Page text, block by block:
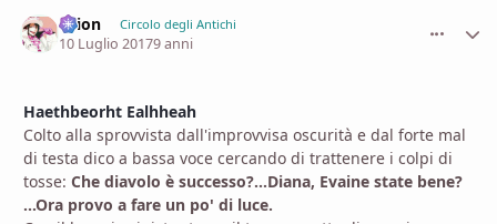
Psion Circolo degli Antichi
10 Luglio 20179 anni
Haethbeorht Ealhheah
Colto alla sprovvista dall'improvvisa oscurità e dal forte mal
di testa dico a bassa voce cercando di trattenere i colpi di
tosse: Che diavolo è successo?...Diana, Evaine state bene?
...Ora provo a fare un po' di luce.